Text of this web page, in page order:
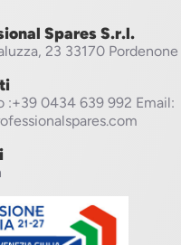
Spares S.r.l.
23 33170
:+39 0434 639 992 Email: